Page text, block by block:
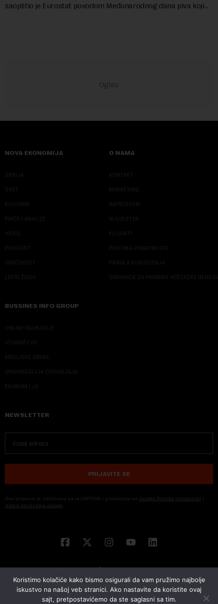
saopštio je Eurostat povodom Međunarodnog dana piva koji
NOVA EKONOMIJA
SRBIJA
SVET
KOLUMNE
PRIČE I ANALIZE
VIDEO
PODCAST
ODRŽIVOST
LEPŠI ŽIVOT
O NAMA
KONTAKT
MARKETING
IMPRESSUM
NJUZLETER
KLIJENTI
POLITIKA PRIVATNOSTI
PRAVILA KORIŠĆENJA
SMERNICE ZA PRIMENU VEŠTAČKE
BUSSINES INFO GROUP
ONLINE EDUKACIJE
IZDAVAŠTVO
MEDIJSKE OBUKE
ORGANIZACIJA DOGADJAJA
EKONOM I JA
NEWSLETTER
PRIJAVITE SE
Ova stranica je zaštićena sa reCAPTCHA i primenjuju se Google Politika privatnosti i
Uslovi korišćenja usluge
Koristimo kolačiće kako bismo osigurali da vam pružimo najbolje
iskustvo na našoj veb stranici. Ako nastavite da koristite ovaj
sajt, pretpostavićemo da ste saglasni sa tim.